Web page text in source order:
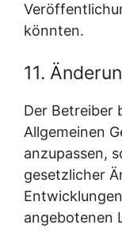
könnten.
11.
Der Betreiber
Allgemeinen
anzupassen,
gesetzlicher
angebotenen